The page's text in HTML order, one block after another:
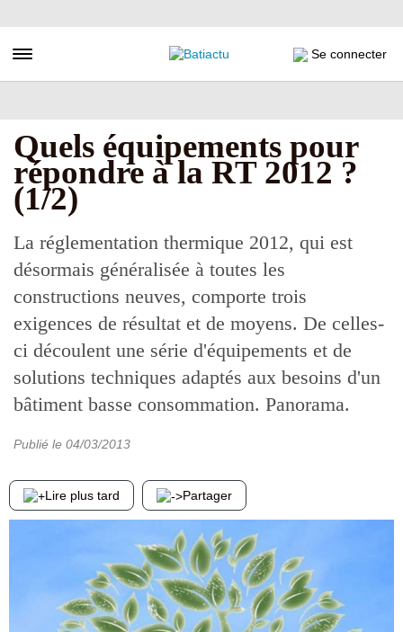
au
principal
Toggle navigation Se connecter
Quels équipements pour
répondre à la RT 2012 ?
(1/2)
La réglementation thermique 2012, qui est
désormais généralisée à toutes les
constructions neuves, comporte trois
exigences de résultat et de moyens. De celles-
ci découlent une série d'équipements et de
solutions techniques adaptés aux besoins d'un
bâtiment basse consommation. Panorama.
Publié le 04/03/2013
Lire plus tard Partager